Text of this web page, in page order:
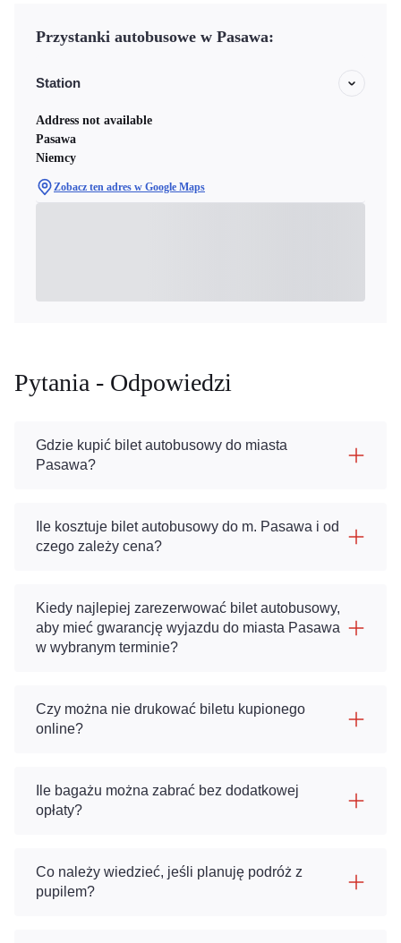
Przystanki autobusowe w Pasawa:
Station
Address not available
Pasawa
Niemcy
Zobacz ten adres w Google Maps
Pytania - Odpowiedzi
Gdzie kupić bilet autobusowy do miasta
Pasawa?
Ile kosztuje bilet autobusowy do m. Pasawa i od
czego zależy cena?
Kiedy najlepiej zarezerwować bilet autobusowy,
aby mieć gwarancję wyjazdu do miasta Pasawa
w wybranym terminie?
Czy można nie drukować biletu kupionego
online?
Ile bagażu można zabrać bez dodatkowej
opłaty?
Co należy wiedzieć, jeśli planuję podróż z
pupilem?